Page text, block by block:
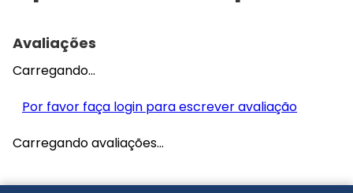
Avaliações
Carregando…
Por favor faça login para escrever avaliação
Carregando avaliações…